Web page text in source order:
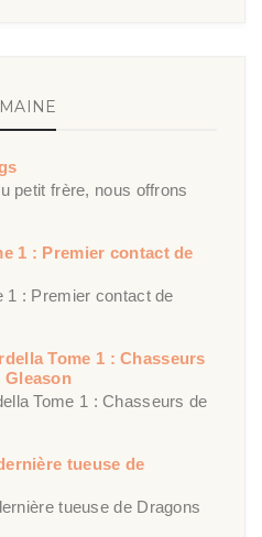
petit frère, nous offrons
1 : Premier contact de
1 : Premier contact de
Tome 1 : Chasseurs
Gleason
Tome 1 : Chasseurs de
tueuse de
tueuse de Dragons